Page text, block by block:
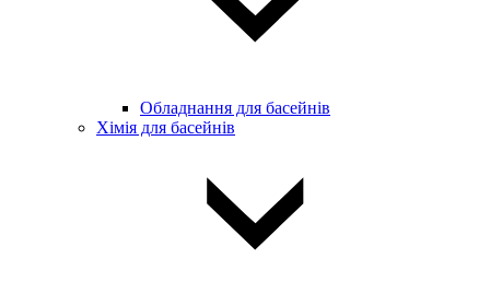
Обладнання для басейнів
Хімія для басейнів